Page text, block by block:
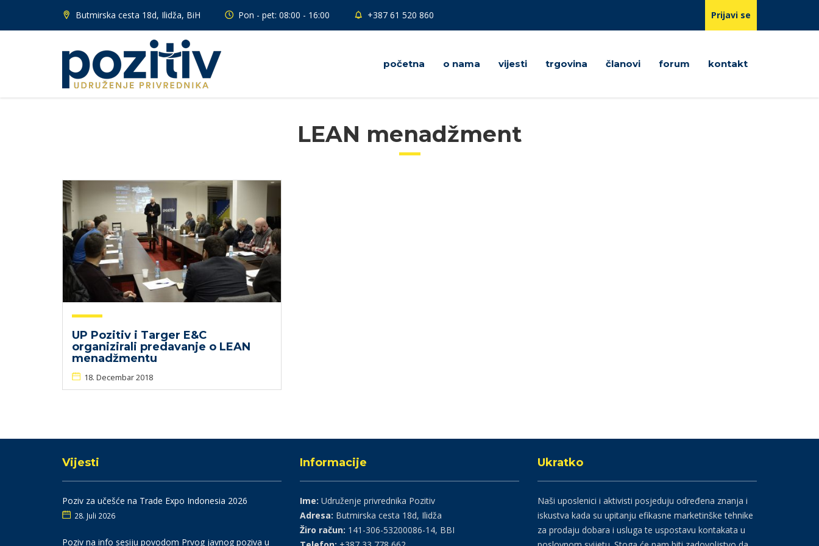
Butmirska cesta 18d, Ilidža, BiH Pon - pet: 08:00 - 16:00 +387 61 520 860 Prijavi se
početna o nama vijesti trgovina članovi forum kontakt
LEAN menadžment
UP Pozitiv i Targer E&C
organizirali predavanje o LEAN
menadžmentu
18. Decembar 2018
Vijesti
Poziv za učešće na Trade Expo Indonesia 2026
28. Juli 2026
Poziv na info sesiju povodom Prvog javnog poziva u
Informacije
Ime: Udruženje privrednika Pozitiv
Adresa: Butmirska cesta 18d, Ilidža
Žiro račun: 141-306-53200086-14, BBI
Ukratko
Naši uposlenici i aktivisti posjeduju određena znanja i
iskustva kada su upitanju efikasne marketinške tehnike
za prodaju dobara i usluga te uspostavu kontakata u